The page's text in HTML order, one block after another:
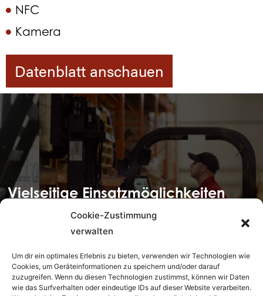
Cookie-Zustimmung
verwalten
Um dir ein optimales Erlebnis zu bieten, verwenden wir Technologien wie
Cookies, um Geräteinformationen zu speichern und/oder darauf
zuzugreifen. Wenn du diesen Technologien zustimmst, können wir Daten
wie das Surfverhalten oder eindeutige IDs auf dieser Website verarbeiten.
NFC
Kamera
Datenblatt anschauen
Vielseitige Einsatzmöglichkeiten
Die robusten Tentor Industrial Rugged
Systeme ermöglichen hundertprozentige
Leistung an so gut, wie jedem Ort.